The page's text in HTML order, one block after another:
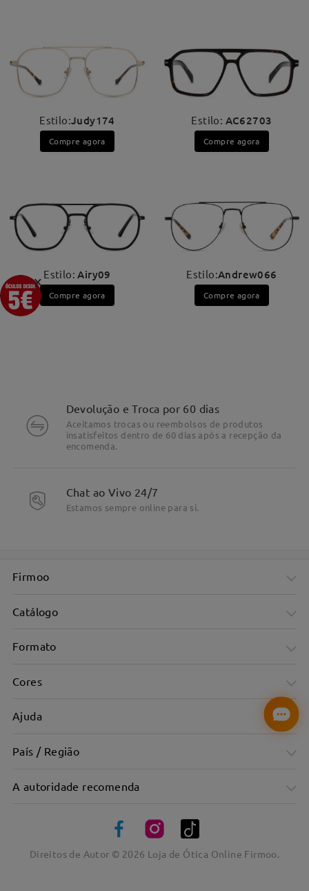
Estilo:Judy174
Compre agora
Estilo: Airy09
Compre agora
Estilo: AC62703
Compre agora
Estilo:Andrew066
Compre agora
Devolução e Troca por 60 dias
Aceitamos trocas ou reembolsos de produtos
insatisfeitos dentro de 60 dias após a recepção da
encomenda.
Chat ao Vivo 24/7
Estamos sempre online para si.
Firmoo
Catálogo
Formato
Cores
Ajuda
País / Região
A autoridade recomenda
Direitos de Autor © 2026 Loja de Ótica Online Firmoo.
×